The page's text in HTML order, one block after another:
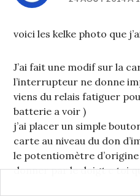
voici les kelke photo que
J’ai fait une modif sur la
l’interrupteur ne donne
viens du relais fatiguer
batterie a voir )
j’ai placer un simple
carte au niveau du don
le potentiomètre
donner par le doigt c toi